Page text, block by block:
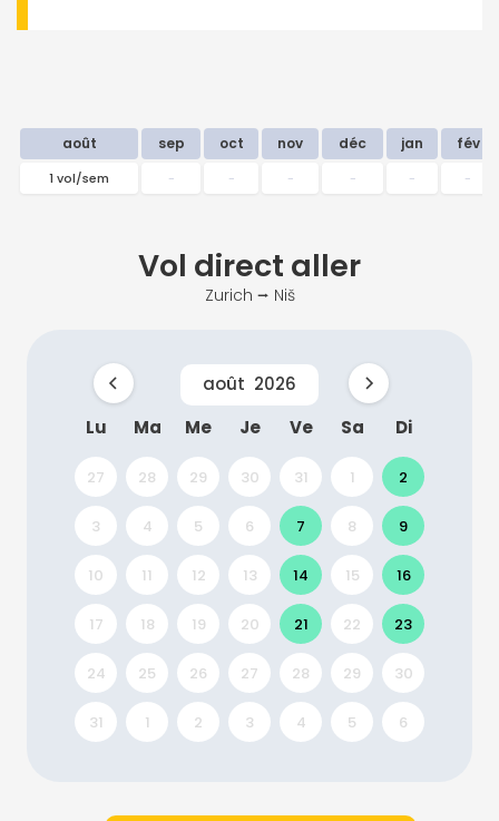
août sep oct nov déc jan fév
1 vol/sem - - - - - -
Vol direct aller
Zurich ⭢ Niš
août 2026
Lu
Ma Me Je Ve Sa Di
27 28 29 30 31 1 2
3 4 5 6 7 8 9
10 11 12 13 14 15 16
17 18 19 20 21 22 23
24 25 26 27 28 29 30
31 1 2 3 4 5 6